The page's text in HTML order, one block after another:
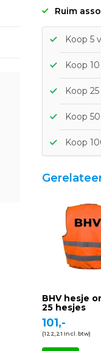
Ruim
Koop 5
Koop
Koop
Koop
Koop
BHV hesje
25 hesjes
101,-
(122,21 Incl. btw)